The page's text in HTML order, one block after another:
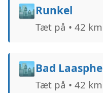
🏙️Runkel
Tæt på • 42 km
🏙️Bad Laasphe
Tæt på • 42 km